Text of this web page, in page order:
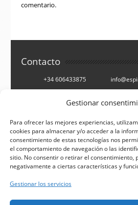
Gestionar
Para ofrecer las mejores experiencias,
cookies para almacenar y/o acceder a la
consentimiento de estas tecnologías nos
el comportamiento de navegación o las
sitio. No consentir o retirar el consentimiento,
negativamente a ciertas características y
Gestionar los servicios
comentario.
Contacto
+34 606433875
Cartagena, España
Síguenos en
Facebook
You Tube
RSS
Buscar